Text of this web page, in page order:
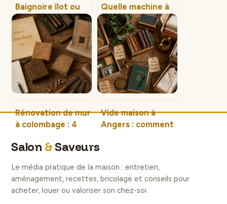
Baignoire îlot ou
encastrée : quel
modèle choisir
pour allier confort
et contraintes
techniques ?
Quelle machine à
coudre pour tissus
épais ? 5 critères
pour choisir sans
se tromper
Rénovation de mur
à colombage : 4
structurelles à
préserver votre
maison
Vide maison à
Angers : comment
rémunérée ?
Salon &Saveurs
Le média pratique de la maison : entretien,
aménagement, recettes, bricolage et conseils pour
acheter, louer ou valoriser son chez-soi.